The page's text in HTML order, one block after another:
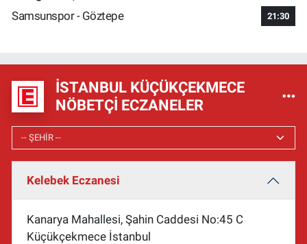
Samsunspor - Göztepe
21:30
İSTANBUL KÜÇÜKÇEKMECE
NÖBETÇI ECZANELER
Kelebek Eczanesi
Kanarya Mahallesi, Şahin Caddesi No:45 C
Küçükçekmece İstanbul